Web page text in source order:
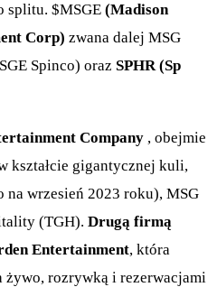
splitu. $MSGE (Madison
Corp) zwana dalej MSG
Spinco) oraz SPHR (Sp
Company , obejmie
kształcie gigantycznej kuli,
wrzesień 2023 roku), MSG
(TGH). Drugą firmą
Entertainment, która
żywo, rozrywką i rezerwacjami